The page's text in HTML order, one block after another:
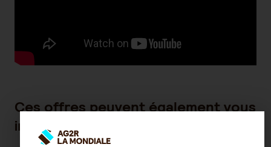
Ces offres peuvent également vous
intéresser